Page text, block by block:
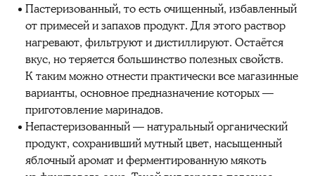
Пастеризованный, то есть очищенный, избавленный
от примесей и запахов продукт. Для этого раствор
нагревают, фильтруют и дистиллируют. Остаётся
вкус, но теряется большинство полезных свойств.
К таким можно отнести практически все магазинные
варианты, основное предназначение которых —
приготовление маринадов.
Непастеризованный — натуральный органический
продукт, сохранивший мутный цвет, насыщенный
яблочный аромат и ферментированную мякоть